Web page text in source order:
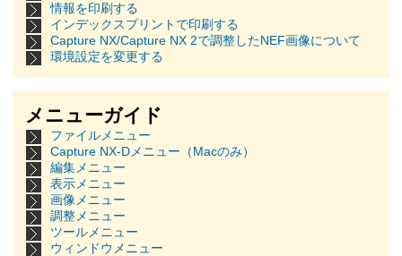
情報を印刷する
インデックスプリントで印刷する
Capture NX/Capture NX 2で調整したNEF画像について
環境設定を変更する
メニューガイド
ファイルメニュー
Capture NX-Dメニュー（Macのみ）
編集メニュー
表示メニュー
画像メニュー
調整メニュー
ツールメニュー
ウィンドウメニュー